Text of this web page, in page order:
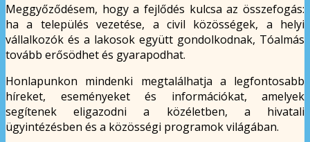
Meggyőződésem, hogy a fejlődés kulcsa az összefogás:
ha a település vezetése, a civil közösségek, a helyi
vállalkozók és a lakosok együtt gondolkodnak, Tóalmás
tovább erősödhet és gyarapodhat.
Honlapunkon mindenki megtalálhatja a legfontosabb
híreket, eseményeket és információkat, amelyek
segítenek eligazodni a közéletben, a hivatali
ügyintézésben és a közösségi programok világában.